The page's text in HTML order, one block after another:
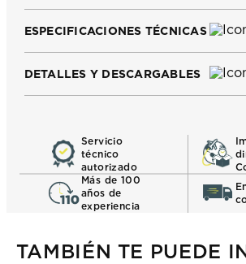
ESPECIFICACIONES TÉCNICAS
DETALLES Y DESCARGABLES
Servicio
técnico
autorizado
Más de 100
años de
experiencia
TAMBIÉN TE PUEDE